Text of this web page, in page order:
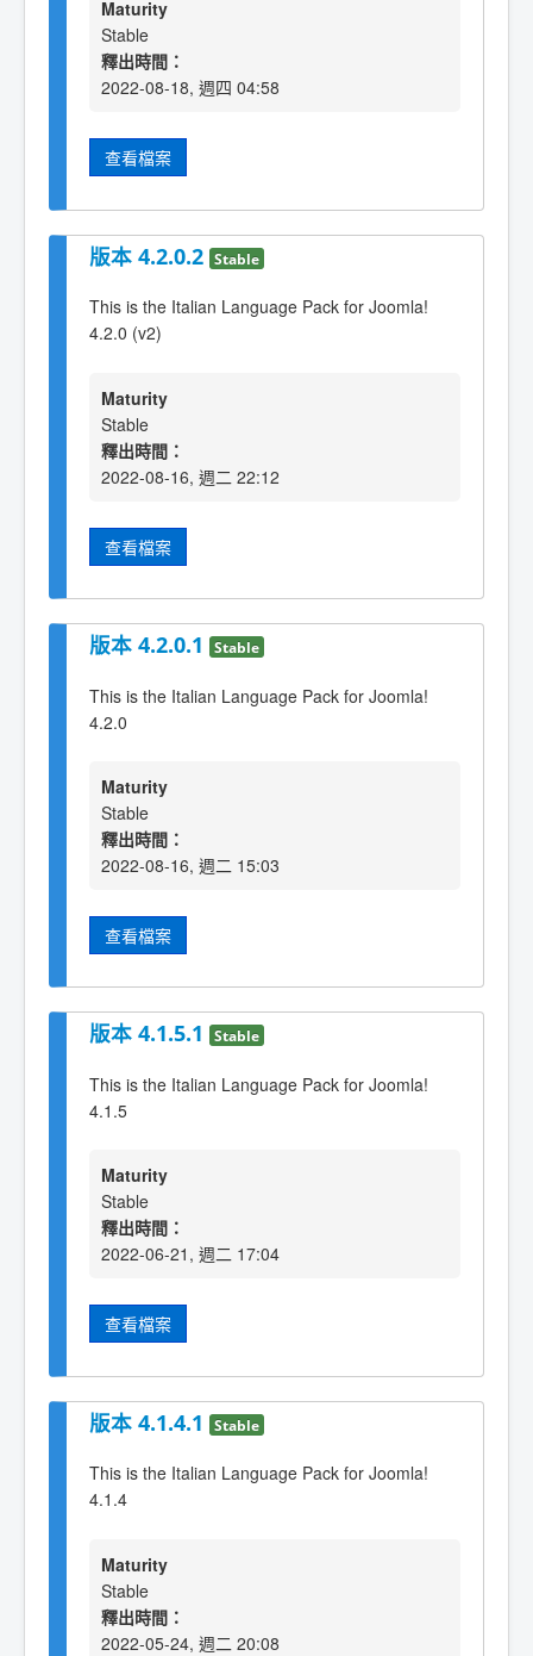
Maturity
Stable
釋出時間：
2022-08-18, 週四 04:58
查看檔案
版本 4.2.0.2 Stable
This is the Italian Language Pack for Joomla!
4.2.0 (v2)
Maturity
Stable
釋出時間：
2022-08-16, 週二 22:12
查看檔案
版本 4.2.0.1 Stable
This is the Italian Language Pack for Joomla!
4.2.0
Maturity
Stable
釋出時間：
2022-08-16, 週二 15:03
查看檔案
版本 4.1.5.1 Stable
This is the Italian Language Pack for Joomla!
4.1.5
Maturity
Stable
釋出時間：
2022-06-21, 週二 17:04
查看檔案
版本 4.1.4.1 Stable
This is the Italian Language Pack for Joomla!
4.1.4
Maturity
Stable
釋出時間：
2022-05-24, 週二 20:08